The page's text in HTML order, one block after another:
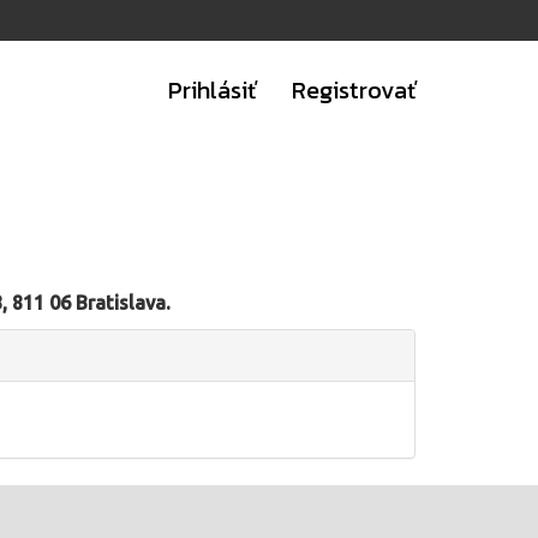
Prihlásiť Registrovať
811 06 Bratislava.